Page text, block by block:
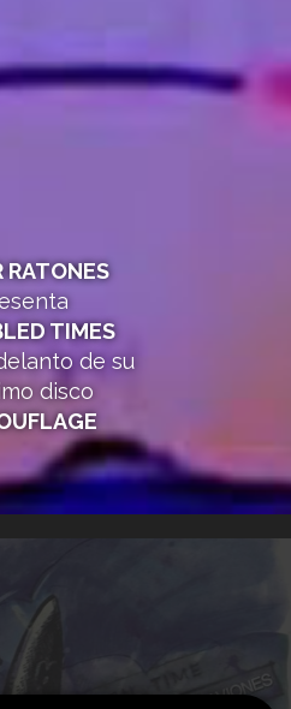
RATONES
TIMES
de su
disco